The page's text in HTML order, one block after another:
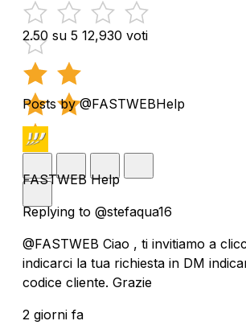
2.50 su 5 12,930 voti
Posts by @FASTWEBHelp
FASTWEB Help
Replying to @stefaqua16
@FASTWEB Ciao , ti invitiamo a
indicarci la tua richiesta in DM
codice cliente. Grazie
2 giorni fa